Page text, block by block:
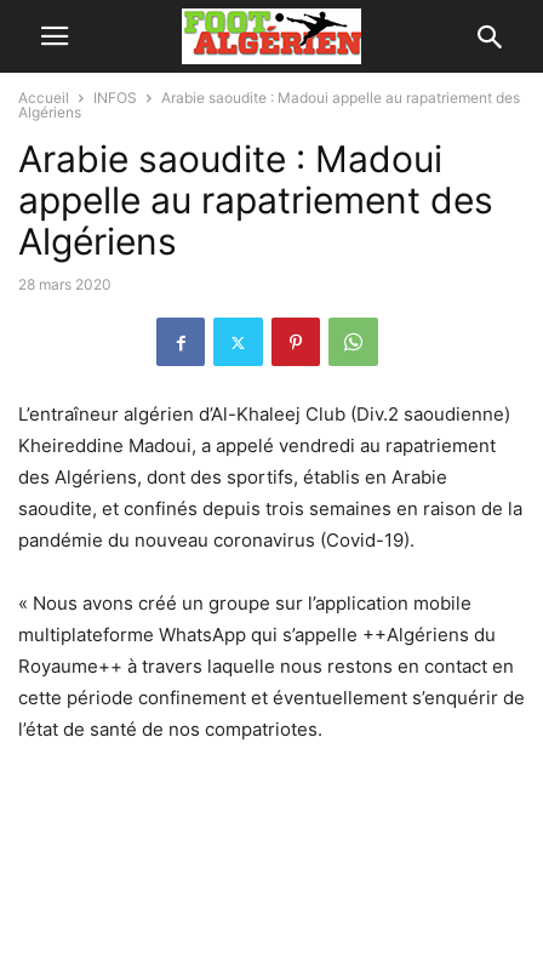
Accueil INFOS
Arabie saoudite : Madoui appelle au rapatriement des
Algériens
Arabie saoudite : Madoui
appelle au rapatriement des
Algériens
28 mars 2020
L’entraîneur algérien d’Al-Khaleej Club (Div.2 saoudienne)
Kheireddine Madoui, a appelé vendredi au rapatriement
des Algériens, dont des sportifs, établis en Arabie
saoudite, et confinés depuis trois semaines en raison de la
pandémie du nouveau coronavirus (Covid-19).
« Nous avons créé un groupe sur l’application mobile
multiplateforme WhatsApp qui s’appelle ++Algériens du
Royaume++ à travers laquelle nous restons en contact en
cette période confinement et éventuellement s’enquérir de
l’état de santé de nos compatriotes.